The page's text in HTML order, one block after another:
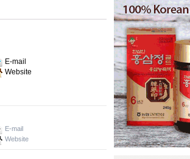
E-mail
Website
E-mail
Website